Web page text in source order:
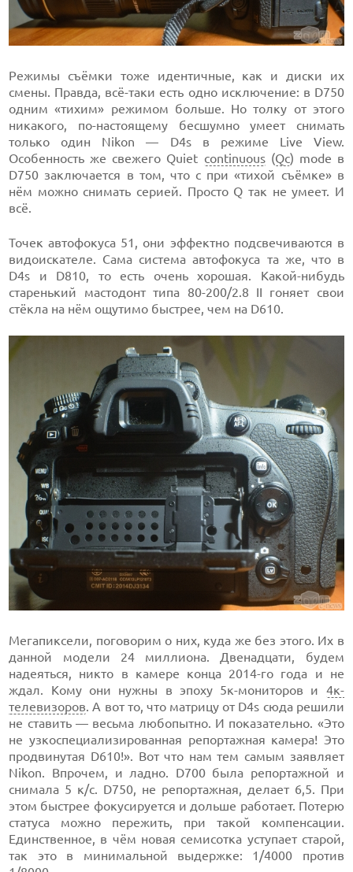
Режимы съёмки тоже идентичные, как и диски их
смены. Правда, всё-таки есть одно исключение: в D750
одним «тихим» режимом больше. Но толку от этого
никакого, по-настоящему бесшумно умеет снимать
только один Nikon — D4s в режиме Live View.
Особенность же свежего Quiet continuous(Qc) mode в
D750 заключается в том, что с при «тихой съёмке» в
нём можно снимать серией. Просто Q так не умеет. И
всё.
Точек автофокуса 51, они эффектно подсвечиваются в
видоискателе. Сама система автофокуса та же, что в
D4s и D810, то есть очень хорошая. Какой-нибудь
старенький мастодонт типа 80-200/2.8 II гоняет свои
стёкла на нём ощутимо быстрее, чем на D610.
Мегапиксели, поговорим о них, куда же без этого. Их в
данной модели 24 миллиона. Двенадцати, будем
надеяться, никто в камере конца 2014-го года и не
ждал. Кому они нужны в эпоху 5к-мониторов и 4к-
телевизоров. А вот то, что матрицу от D4s сюда решили
не ставить — весьма любопытно. И показательно. «Это
не узкоспециализированная репортажная камера! Это
продвинутая D610!». Вот что нам тем самым заявляет
Nikon. Впрочем, и ладно. D700 была репортажной и
снимала 5 к/с. D750, не репортажная, делает 6,5. При
этом быстрее фокусируется и дольше работает. Потерю
статуса можно пережить, при такой компенсации.
Единственное, в чём новая семисотка уступает старой,
так это в минимальной выдержке: 1/4000 против